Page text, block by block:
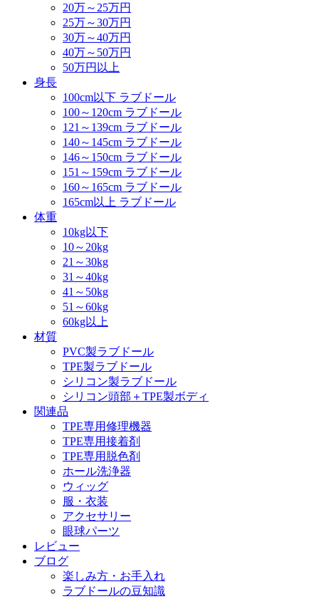
20万～25万円
25万～30万円
30万～40万円
40万～50万円
50万円以上
身長
100cm以下 ラブドール
100～120cm ラブドール
121～139cm ラブドール
140～145cm ラブドール
146～150cm ラブドール
151～159cm ラブドール
160～165cm ラブドール
165cm以上 ラブドール
体重
10kg以下
10～20kg
21～30kg
31～40kg
41～50kg
51～60kg
60kg以上
材質
PVC製ラブドール
TPE製ラブドール
シリコン製ラブドール
シリコン頭部＋TPE製ボディ
関連品
TPE専用修理機器
TPE専用接着剤
TPE専用脱色剤
ホール洗浄器
ウィッグ
服・衣装
アクセサリー
眼球パーツ
レビュー
ブログ
楽しみ方・お手入れ
ラブドールの豆知識